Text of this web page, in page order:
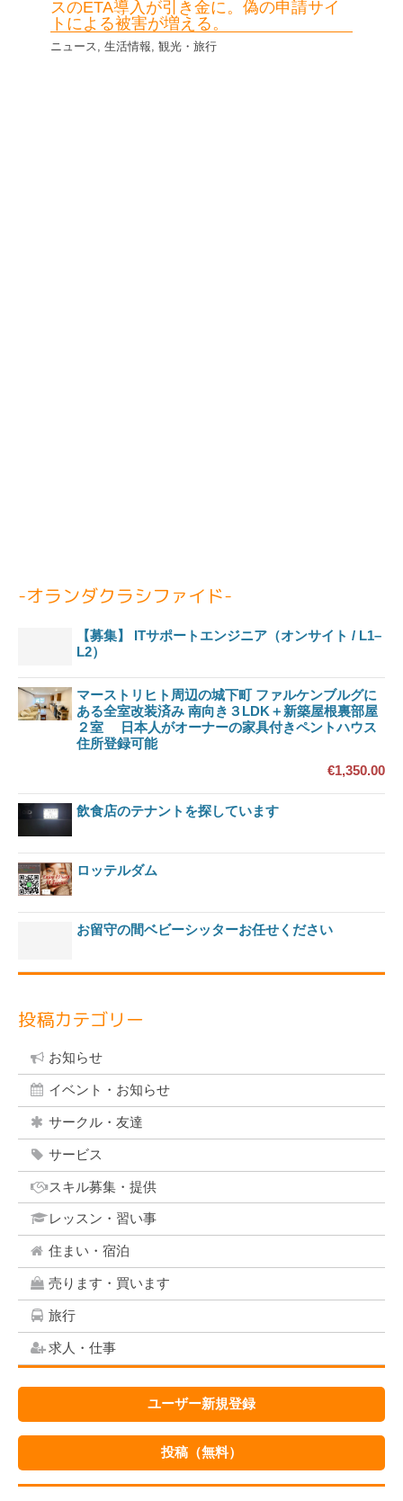
スのETA導入が引き金に。偽の申請サイ
トによる被害が増える。
ニュース ,生活情報 ,観光・旅行
-オランダクラシファイド-
【募集】 ITサポートエンジニア（オンサイト / L1–
L2）
マーストリヒト周辺の城下町 ファルケンブルグに
ある全室改装済み 南向き３LDK＋新築屋根裏部屋
２室 日本人がオーナーの家具付きペントハウス
住所登録可能
€1,350.00
飲食店のテナントを探しています
ロッテルダム
お留守の間ベビーシッターお任せください
投稿カテゴリー
お知らせ
イベント・お知らせ
サークル・友達
サービス
スキル募集・提供
レッスン・習い事
住まい・宿泊
売ります・買います
旅行
求人・仕事
ユーザー新規登録
投稿（無料）